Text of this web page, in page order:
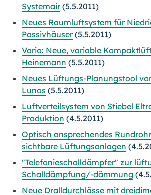
Systemair(5.5.2011)
Neues Raumluftsystem für
Passivhäuser(5.5.2011)
Vario: Neue, variable
Heinemann (5.5.2011)
Neues Lüftungs-Planungstool
Lunos (5.5.2011)
Luftverteilsystem von Stiebel
Produktion (4.5.2011)
Optisch ansprechendes
sichtbare Lüftungsanlagen
"Telefonieschalldämpfer" zur
Schalldämpfung/-dämmung
Neue Dralldurchlässe mit